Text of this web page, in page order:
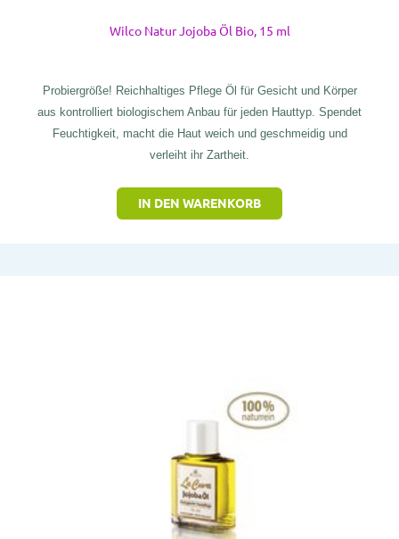
Wilco Natur Jojoba Öl Bio, 15 ml
Probiergröße! Reichhaltiges Pflege Öl für Gesicht und Körper
aus kontrolliert biologischem Anbau für jeden Hauttyp. Spendet
Feuchtigkeit, macht die Haut weich und geschmeidig und
verleiht ihr Zartheit.
IN DEN WARENKORB